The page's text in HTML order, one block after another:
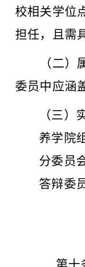
校相关学位
担任，且需
（二）
委员中应涵
（三）
养学院
分委员
答辩委